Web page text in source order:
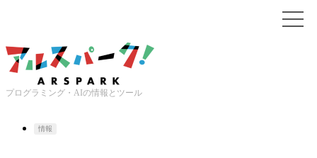
プログラミング・AIの情報とツール
情報